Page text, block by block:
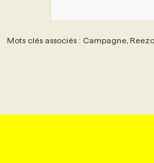
Mots clés associés : Campagne,